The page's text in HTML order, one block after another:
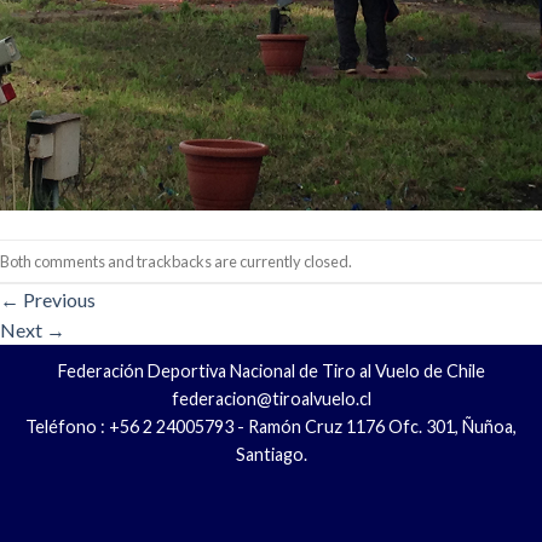
Both comments and trackbacks are currently closed.
← Previous
Next →
Federación Deportiva Nacional de Tiro al Vuelo de Chile
federacion@tiroalvuelo.cl
Teléfono : +56 2 24005793 - Ramón Cruz 1176 Ofc. 301, Ñuñoa,
Santiago.